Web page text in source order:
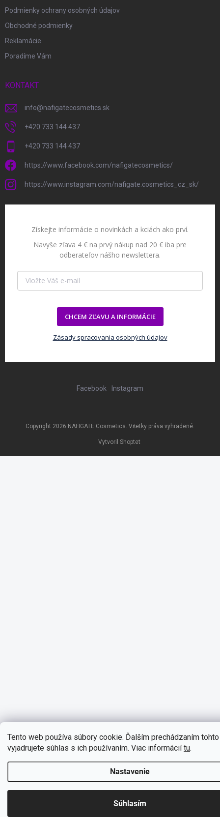
Tento web používa súbory cookie. Ďalším prechádzaním
vyjadrujete súhlas s ich používaním. Viac informáciítu.
Nastavenie
Súhlasím
Podmienky ochrany osobných údajov
Obchodné podmienky
Reklamácie
Poradíme Vám
KONTAKT
info@nafigatecosmetics.sk
+420 733 144 437
+420 733 144 437
https://www.facebook.com/nafigatecosmetics/
https://www.instagram.com/nafigate.cosmetics_cz_sk/
Získejte informácie o novinkách a kciách ako prví.
Navyše zľava 4 € na prvý nákup nad 20 € iba pre
odberateľov nášho newslettera.
CHCEM ZĽAVU A INFORMÁCIE
Zásady spracovania osobných údajov
Facebook Instagram
Vytvoril Shoptet
Copyright 2026 NAFIGATE Cosmetics. Všetky práva vyhradené.